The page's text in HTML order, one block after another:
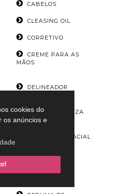
cookies do
os anúncios e
CABELOS
CLEASING OIL
CORRETIVO
CREME PARA AS
MÃOS
DELINEADOR
DICAS DE BELEZA
ESFOLIANTE FACIAL